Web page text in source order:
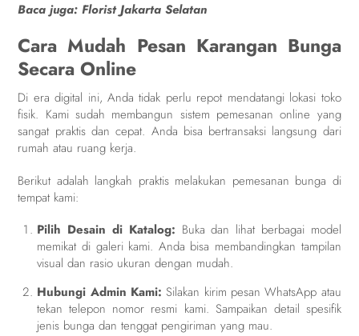
Baca juga:Florist Jakarta Selatan
Cara Mudah Pesan Karangan Bunga
Secara Online
Di era digital ini, Anda tidak perlu repot mendatangi lokasi toko
fisik. Kami sudah membangun sistem pemesanan online yang
sangat praktis dan cepat. Anda bisa bertransaksi langsung dari
rumah atau ruang kerja.
Berikut adalah langkah praktis melakukan pemesanan bunga di
tempat kami:
Pilih Desain di Katalog: Buka dan lihat berbagai model
memikat di galeri kami. Anda bisa membandingkan tampilan
visual dan rasio ukuran dengan mudah.
Hubungi Admin Kami: Silakan kirim pesan WhatsApp atau
tekan telepon nomor resmi kami. Sampaikan detail spesifik
jenis bunga dan tenggat pengiriman yang mau.